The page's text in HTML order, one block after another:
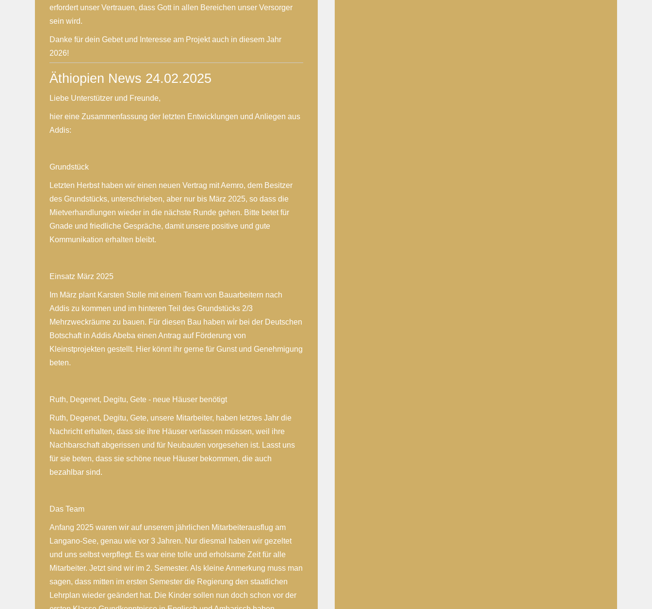
erfordert unser Vertrauen, dass Gott in allen Bereichen unser Versorger
sein wird.
Danke für dein Gebet und Interesse am Projekt auch in diesem Jahr
2026!
Äthiopien News 24.02.2025
Liebe Unterstützer und Freunde,
hier eine Zusammenfassung der letzten Entwicklungen und Anliegen aus
Addis:
Grundstück
Letzten Herbst haben wir einen neuen Vertrag mit Aemro, dem Besitzer
des Grundstücks, unterschrieben, aber nur bis März 2025, so dass die
Mietverhandlungen wieder in die nächste Runde gehen. Bitte betet für
Gnade und friedliche Gespräche, damit unsere positive und gute
Kommunikation erhalten bleibt.
Einsatz März 2025
Im März plant Karsten Stolle mit einem Team von Bauarbeitern nach
Addis zu kommen und im hinteren Teil des Grundstücks 2/3
Mehrzweckräume zu bauen. Für diesen Bau haben wir bei der Deutschen
Botschaft in Addis Abeba einen Antrag auf Förderung von
Kleinstprojekten gestellt. Hier könnt ihr gerne für Gunst und Genehmigung
beten.
Ruth, Degenet, Degitu, Gete - neue Häuser benötigt
Ruth, Degenet, Degitu, Gete, unsere Mitarbeiter, haben letztes Jahr die
Nachricht erhalten, dass sie ihre Häuser verlassen müssen, weil ihre
Nachbarschaft abgerissen und für Neubauten vorgesehen ist. Lasst uns
für sie beten, dass sie schöne neue Häuser bekommen, die auch
bezahlbar sind.
Das Team
Anfang 2025 waren wir auf unserem jährlichen Mitarbeiterausflug am
Langano-See, genau wie vor 3 Jahren. Nur diesmal haben wir gezeltet
und uns selbst verpflegt. Es war eine tolle und erholsame Zeit für alle
Mitarbeiter. Jetzt sind wir im 2. Semester. Als kleine Anmerkung muss man
sagen, dass mitten im ersten Semester die Regierung den staatlichen
Lehrplan wieder geändert hat. Die Kinder sollen nun doch schon vor der